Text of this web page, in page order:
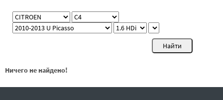
Ничего не найдено!